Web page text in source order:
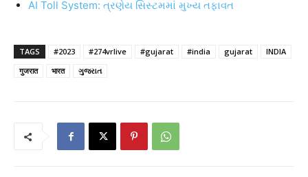
AI Toll System: ત્રણેય સિસ્ટમમાં મુખ્ય તફાવત
TAGS #2023 #274vrlive #gujarat #india gujarat
INDIA
गुजरात
भारत ગુજરાત